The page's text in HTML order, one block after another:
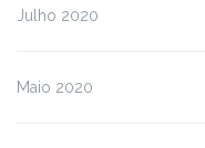
Julho 2020
Maio 2020